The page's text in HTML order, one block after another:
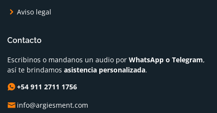
Aviso legal
Contacto
Escribinos o mandanos un audio por WhatsApp o Telegram,
así te brindamos asistencia personalizada.
+54 911 2711 1756
info@argiesment.com